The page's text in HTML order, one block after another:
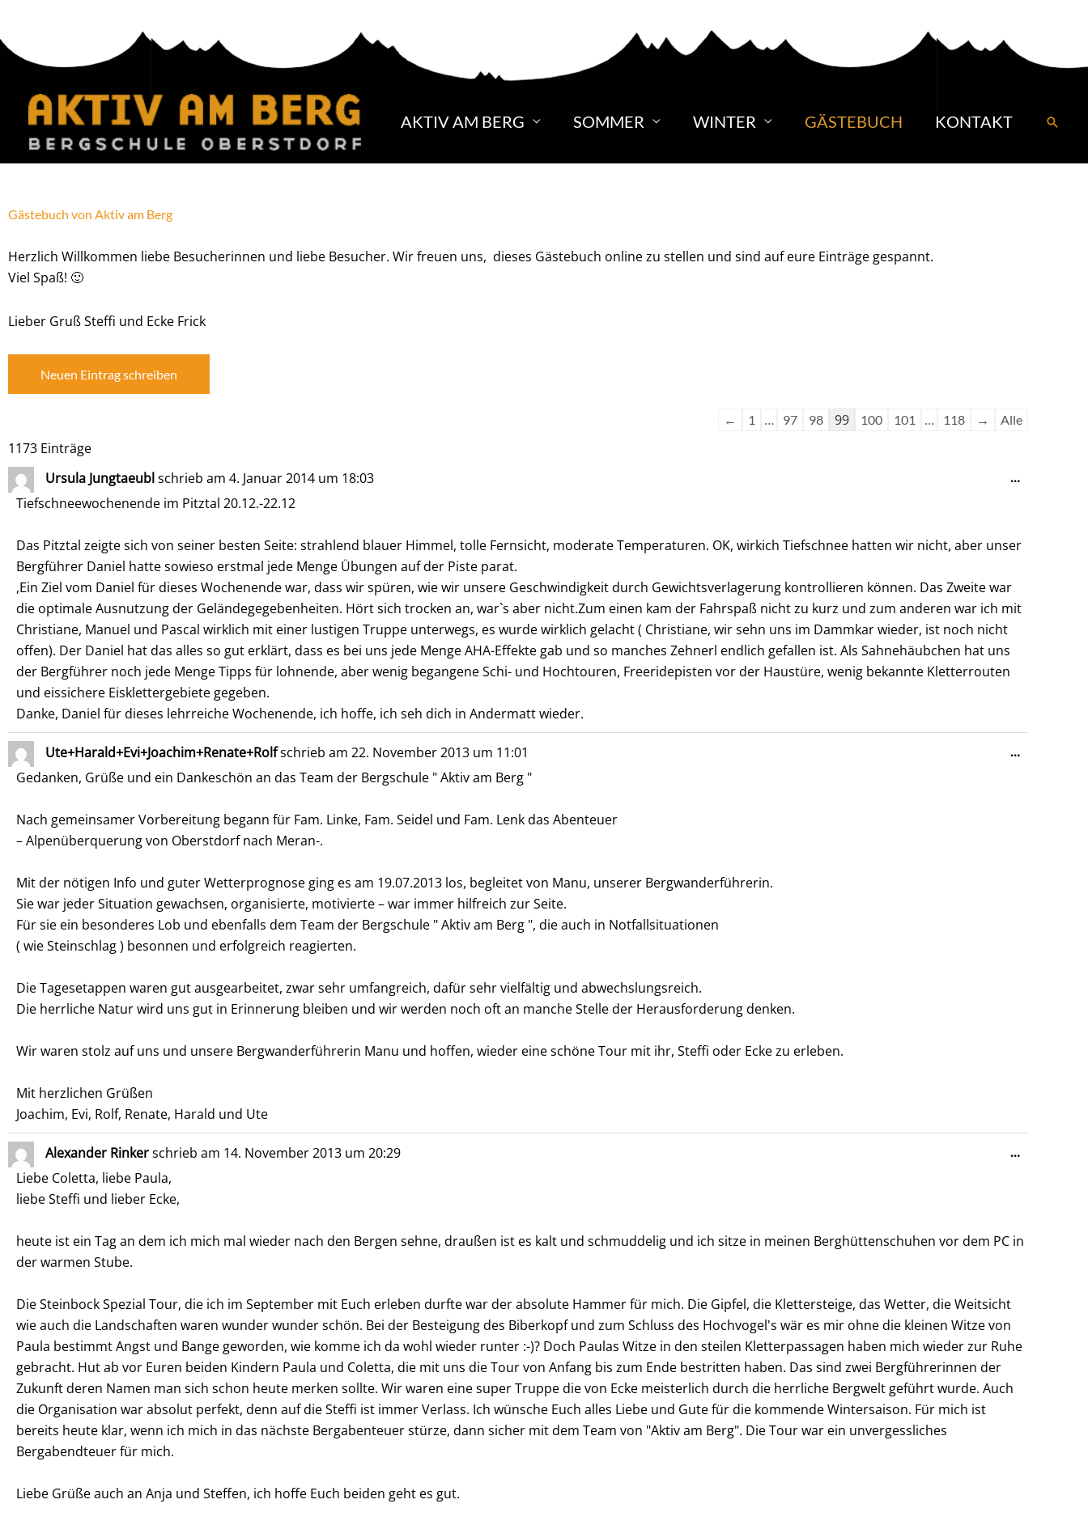
springen
AKTIV AM BERG SOMMER WINTER GÄSTEBUCH KONTAKT
Gästebuch von Aktiv am Berg
Herzlich Willkommen liebe Besucherinnen und liebe Besucher. Wir freuen uns, dieses Gästebuch online zu stellen und sind auf eure Einträge gespannt.
Viel Spaß! 🙂
Lieber Gruß Steffi und Ecke Frick
← 1 … 97 98 99 100 101 … 118 → Alle
1173 Einträge
Ursula Jungtaeublschrieb am 4. Januar 2014 um 18:03
Tiefschneewochenende im Pitztal 20.12.-22.12
Das Pitztal zeigte sich von seiner besten Seite: strahlend blauer Himmel, tolle Fernsicht, moderate Temperaturen. OK, wirkich Tiefschnee hatten wir nicht, aber unser
Bergführer Daniel hatte sowieso erstmal jede Menge Übungen auf der Piste parat.
,Ein Ziel vom Daniel für dieses Wochenende war, dass wir spüren, wie wir unsere Geschwindigkeit durch Gewichtsverlagerung kontrollieren können. Das Zweite war
die optimale Ausnutzung der Geländegegebenheiten. Hört sich trocken an, war`s aber nicht.Zum einen kam der Fahrspaß nicht zu kurz und zum anderen war ich mit
Christiane, Manuel und Pascal wirklich mit einer lustigen Truppe unterwegs, es wurde wirklich gelacht ( Christiane, wir sehn uns im Dammkar wieder, ist noch nicht
offen). Der Daniel hat das alles so gut erklärt, dass es bei uns jede Menge AHA-Effekte gab und so manches Zehnerl endlich gefallen ist. Als Sahnehäubchen hat uns
der Bergführer noch jede Menge Tipps für lohnende, aber wenig begangene Schi- und Hochtouren, Freeridepisten vor der Haustüre, wenig bekannte Kletterrouten
und eissichere Eisklettergebiete gegeben.
Danke, Daniel für dieses lehrreiche Wochenende, ich hoffe, ich seh dich in Andermatt wieder.
…
Ute+Harald+Evi+Joachim+Renate+Rolfschrieb am 22. November 2013 um 11:01
Gedanken, Grüße und ein Dankeschön an das Team der Bergschule " Aktiv am Berg "
Nach gemeinsamer Vorbereitung begann für Fam. Linke, Fam. Seidel und Fam. Lenk das Abenteuer
– Alpenüberquerung von Oberstdorf nach Meran-.
Mit der nötigen Info und guter Wetterprognose ging es am 19.07.2013 los, begleitet von Manu, unserer Bergwanderführerin.
Sie war jeder Situation gewachsen, organisierte, motivierte – war immer hilfreich zur Seite.
Für sie ein besonderes Lob und ebenfalls dem Team der Bergschule " Aktiv am Berg ", die auch in Notfallsituationen
( wie Steinschlag ) besonnen und erfolgreich reagierten.
Die Tagesetappen waren gut ausgearbeitet, zwar sehr umfangreich, dafür sehr vielfältig und abwechslungsreich.
Die herrliche Natur wird uns gut in Erinnerung bleiben und wir werden noch oft an manche Stelle der Herausforderung denken.
Wir waren stolz auf uns und unsere Bergwanderführerin Manu und hoffen, wieder eine schöne Tour mit ihr, Steffi oder Ecke zu erleben.
Mit herzlichen Grüßen
Joachim, Evi, Rolf, Renate, Harald und Ute
…
Alexander Rinkerschrieb am 14. November 2013 um 20:29
Liebe Coletta, liebe Paula,
liebe Steffi und lieber Ecke,
heute ist ein Tag an dem ich mich mal wieder nach den Bergen sehne, draußen ist es kalt und schmuddelig und ich sitze in meinen Berghüttenschuhen vor dem PC in
der warmen Stube.
Die Steinbock Spezial Tour, die ich im September mit Euch erleben durfte war der absolute Hammer für mich. Die Gipfel, die Klettersteige, das Wetter, die Weitsicht
wie auch die Landschaften waren wunder wunder schön. Bei der Besteigung des Biberkopf und zum Schluss des Hochvogel's wär es mir ohne die kleinen Witze von
Paula bestimmt Angst und Bange geworden, wie komme ich da wohl wieder runter :-)? Doch Paulas Witze in den steilen Kletterpassagen haben mich wieder zur Ruhe
gebracht. Hut ab vor Euren beiden Kindern Paula und Coletta, die mit uns die Tour von Anfang bis zum Ende bestritten haben. Das sind zwei Bergführerinnen der
Zukunft deren Namen man sich schon heute merken sollte. Wir waren eine super Truppe die von Ecke meisterlich durch die herrliche Bergwelt geführt wurde. Auch
die Organisation war absolut perfekt, denn auf die Steffi ist immer Verlass. Ich wünsche Euch alles Liebe und Gute für die kommende Wintersaison. Für mich ist
bereits heute klar, wenn ich mich in das nächste Bergabenteuer stürze, dann sicher mit dem Team von "Aktiv am Berg". Die Tour war ein unvergessliches
Bergabendteuer für mich.
Liebe Grüße auch an Anja und Steffen, ich hoffe Euch beiden geht es gut.
…